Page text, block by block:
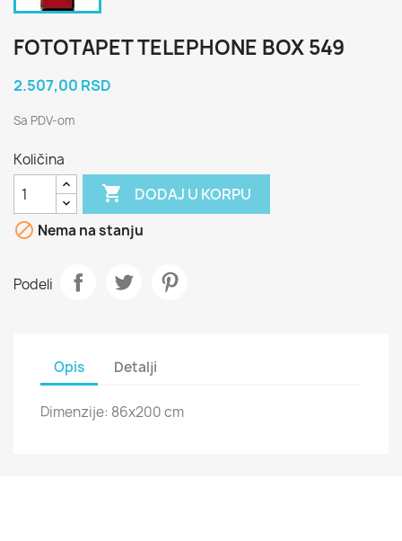
FOTOTAPET TELEPHONE BOX 549
2.507,00 RSD
Sa PDV-om
Količina
 DODAJ U KORPU
 Nema na stanju
Podeli
Opis Detalji
Dimenzije: 86x200 cm